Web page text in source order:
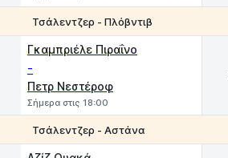
Τσάλεντζερ - Πλόβντιβ
Γκαμπριέλε Πιραΐνο
-
Πετρ Νεστέροφ
Σήμερα στις 18:00
Τσάλεντζερ - Αστάνα